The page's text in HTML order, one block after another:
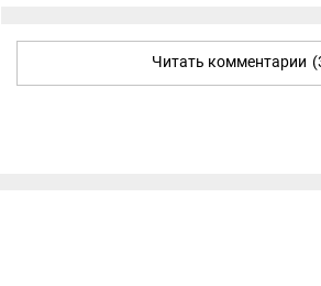
Читать комментарии